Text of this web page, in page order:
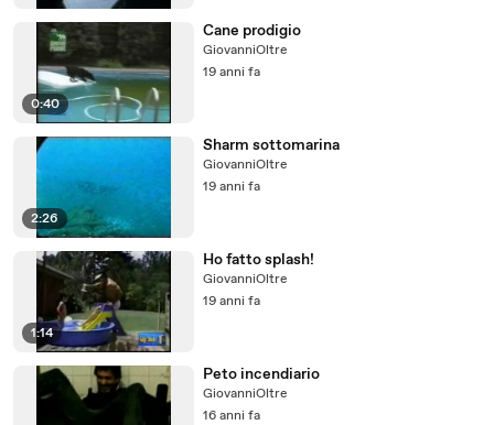
0:40
Cane prodigio
GiovanniOltre
19 anni fa
2:26
Sharm sottomarina
GiovanniOltre
19 anni fa
1:14
Ho fatto splash!
GiovanniOltre
19 anni fa
Peto incendiario
GiovanniOltre
16 anni fa